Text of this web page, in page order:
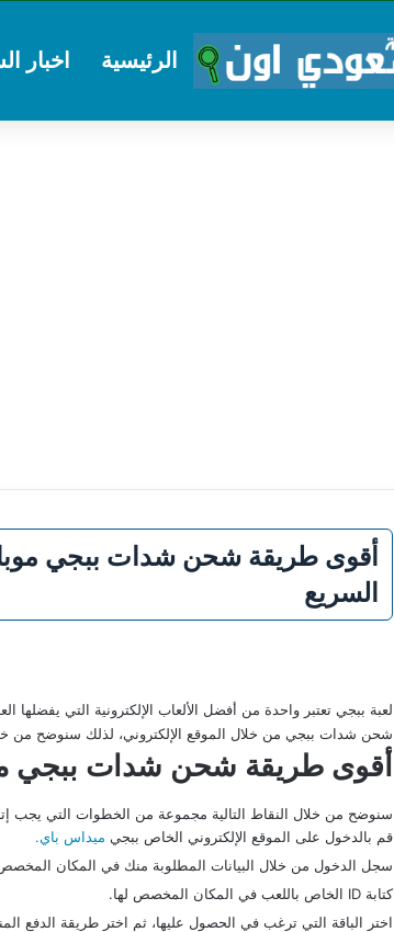
الرئيسية اخبار
السريع
لعبة ببجي تعتبر واحدة من أفضل الألعاب الإلكترونية التي
شحن شدات ببجي من خلال الموقع الإلكتروني، لذلك سنوضح
أقوى طريقة شحن شدات ببجي
سنوضح من خلال النقاط التالية مجموعة من الخطوات التي يجب
قم بالدخول على الموقع الإلكتروني الخاص ببجي ميداس باي.
سجل الدخول من خلال البيانات المطلوبة منك في المكان
كتابة ID الخاص باللعب في المكان المخصص لها.
اختر الباقة التي ترغب في الحصول عليها، ثم اختر طريقة الدفع